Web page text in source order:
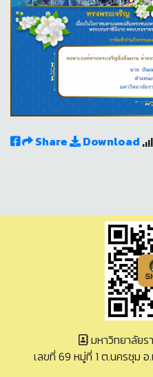
Share Download
มหาวิทยาลัย
เลขที่ 69 หมู่ที่ 1 ต.นครชุม